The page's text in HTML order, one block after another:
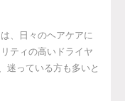
、日々のヘアケアに
ティの高いドライヤ
迷っている方も多いと